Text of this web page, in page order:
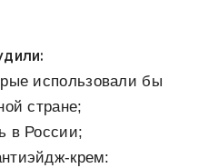
использовали бы
стране;
в России;
крем: